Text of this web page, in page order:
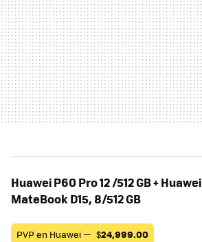
Huawei P60 Pro 12 /512 GB + Huawei
MateBook D15, 8/512 GB
PVP en Huawei — $24,999.00